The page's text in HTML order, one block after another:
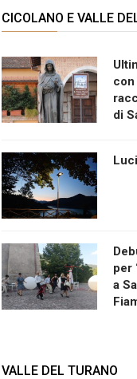
CICOLANO E VALLE
con
di
per
a
VALLE DEL TURANO